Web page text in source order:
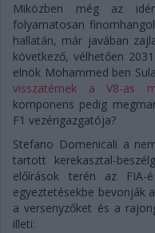
Miközben még az
folyamatosan
hallatán, már javában
következő, vélhetően
elnök Mohammed ben
visszatérnek a V8-as
komponens pedig
F1 vezérigazgatója?
Stefano Domenicali a
tartott kerekasztal-
előírások terén az
egyeztetésekbe bevonják
a versenyzőket és a
illeti: